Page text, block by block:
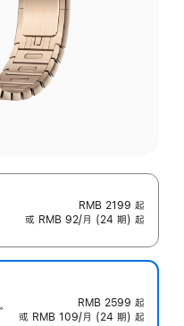
RMB 2199 起
或 RMB 92/月 (24 期) 起
RMB 2599 起
或 RMB 109/月 (24 期) 起